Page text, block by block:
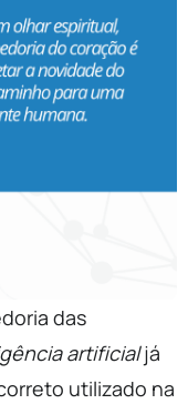
das
artificialjá
utilizado na